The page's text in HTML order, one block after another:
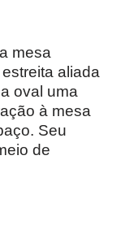
mesa
aliada
oval uma
à mesa
Seu
de